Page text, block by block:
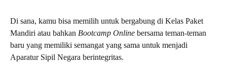
Di sana, kamu bisa memilih untuk bergabung di Kelas Paket
Mandiri atau bahkan Bootcamp Online bersama teman-teman
baru yang memiliki semangat yang sama untuk menjadi
Aparatur Sipil Negara berintegritas.